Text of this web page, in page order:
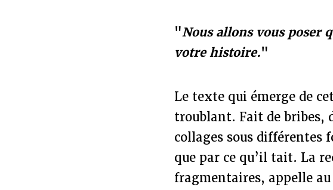
"Nous allons vous poser
votre histoire."
Le texte qui émerge de
troublant. Fait de bribes,
collages sous différentes
que par ce qu’il tait. La
fragmentaires, appelle